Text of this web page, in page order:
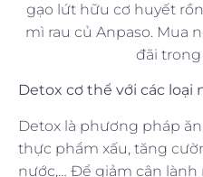
gạo lứt hữu cơ huyết
mì rau củ Anpaso. Mua
đãi
Detox cơ thể với các
Detox là phương pháp
thực phẩm xấu, tăng
nước,… Để giảm cân lành